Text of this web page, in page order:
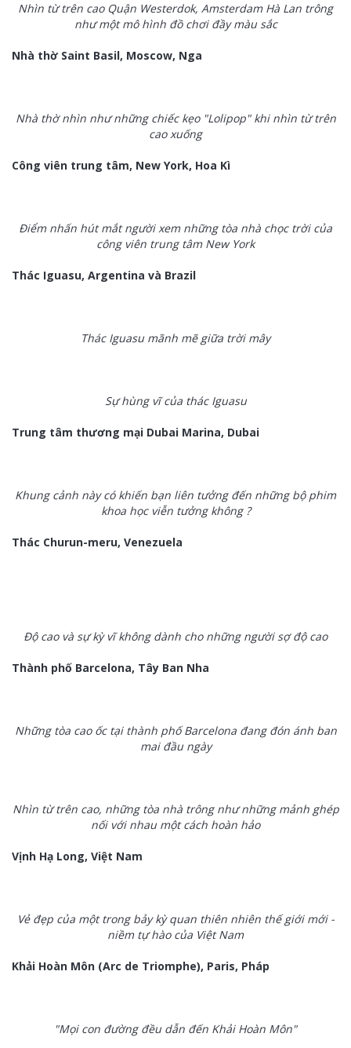
Nhìn từ trên cao Quận Westerdok, Amsterdam Hà Lan trông
như một mô hình đồ chơi đầy màu sắc
Nhà thờ Saint Basil, Moscow, Nga
Nhà thờ nhìn như những chiếc kẹo "Lolipop" khi nhìn từ trên
cao xuống
Công viên trung tâm, New York, Hoa Kì
Điểm nhấn hút mắt người xem những tòa nhà chọc trời của
công viên trung tâm New York
Thác Iguasu, Argentina và Brazil
Thác Iguasu mãnh mẽ giữa trời mây
Sự hùng vĩ của thác Iguasu
Trung tâm thương mại Dubai Marina, Dubai
Khung cảnh này có khiến bạn liên tưởng đến những bộ phim
khoa học viễn tưởng không ?
Thác Churun-meru, Venezuela
Độ cao và sự kỳ vĩ không dành cho những người sợ độ cao
Thành phố Barcelona, Tây Ban Nha
Những tòa cao ốc tại thành phố Barcelona đang đón ánh ban
mai đầu ngày
Nhìn từ trên cao, những tòa nhà trông như những mảnh ghép
nối với nhau một cách hoàn hảo
Vịnh Hạ Long, Việt Nam
Vẻ đẹp của một trong bảy kỳ quan thiên nhiên thế giới mới -
niềm tự hào của Việt Nam
Khải Hoàn Môn (Arc de Triomphe), Paris, Pháp
"Mọi con đường đều dẫn đến Khải Hoàn Môn"